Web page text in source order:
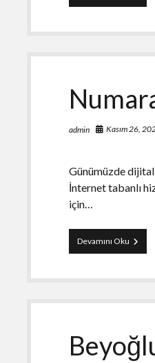
İzlenme
Al
Crovu
admin Kasım 26,
Günümüzde
İnternet tabanlı
için…
Devamını Oku Numara
Onay
–
SMS